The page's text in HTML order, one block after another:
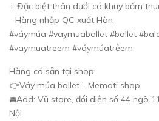
+ Đặc biệt thân dưới có khuy bấm
- Hàng nhập QC xuất Hàn
#váymúa #vaymuaballet #ballet
#vaymuatreem #váymúatrẻem
Hàng có sẵn tại shop:
👉Váy múa ballet - Memoti shop
🚘Add: Vũ store, đối diện số 44 ngõ
Nội